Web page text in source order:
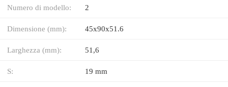
Numero di modello: 2
Dimensione (mm): 45x90x51.6
Larghezza (mm): 51,6
S: 19 mm